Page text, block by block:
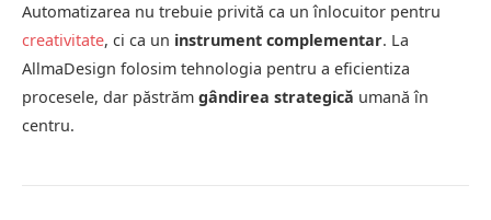
Automatizarea nu trebuie privită ca un înlocuitor pentru
creativitate, ci ca un instrument complementar. La
AllmaDesign folosim tehnologia pentru a eficientiza
procesele, dar păstrăm gândirea strategică umană în
centru.